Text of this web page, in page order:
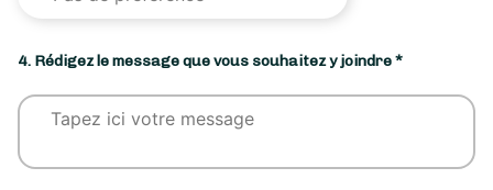
4. Rédigez le message que vous souhaitez y joindre *